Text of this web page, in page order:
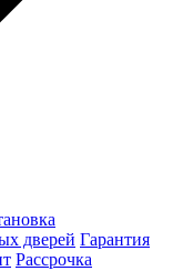
дверей Гарантия
Рассрочка